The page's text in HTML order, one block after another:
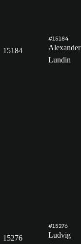
15184
#15184
Alexander
Lundin
15276
#15276
Ludvig